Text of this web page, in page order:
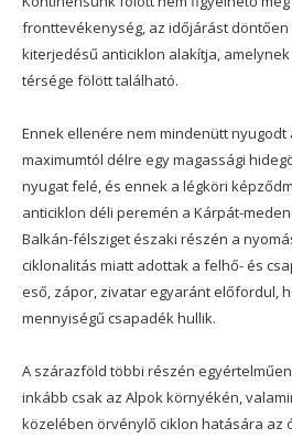
fronttevékenység, az időjárást
kiterjedésű anticiklon alakítja,
térsége fölött található.
Ennek ellenére nem mindenütt nyugodt
maximumtól délre egy magassági
nyugat felé, és ennek a légköri
anticiklon déli peremén a Kárpát-
Balkán-félsziget északi részén a
ciklonalitás miatt adottak a felhő- és
eső, zápor, zivatar egyaránt előfordul,
mennyiségű csapadék hullik.
A szárazföld többi részén
inkább csak az Alpok környékén,
közelében örvénylő ciklon hatására az